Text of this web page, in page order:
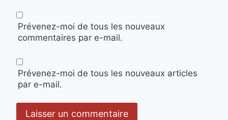
Prévenez-moi de tous les nouveaux
commentaires par e-mail.
Prévenez-moi de tous les nouveaux articles
par e-mail.